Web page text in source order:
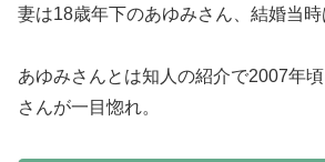
妻は18歳年下のあゆみさん、結婚当時
あゆみさんとは知人の紹介で2007年
さんが一目惚れ。